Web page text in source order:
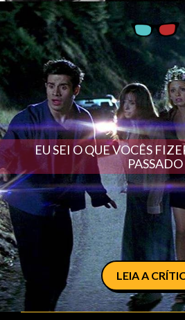
EU SEI O QUE VOCÊS
PASSADO
LEIA A